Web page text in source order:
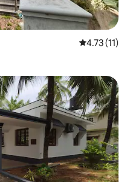
평점 4.73점
4.73 (11)